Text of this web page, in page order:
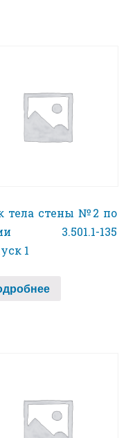
тела стены №2 по
3.501.1-135
1